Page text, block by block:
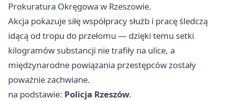
Prokuratura Okręgowa w Rzeszowie.
Akcja pokazuje siłę współpracy służb i pracę śledczą
idącą od tropu do przełomu — dzięki temu setki
kilogramów substancji nie trafiły na ulice, a
międzynarodne powiązania przestępców zostały
poważnie zachwiane.
na podstawie: Policja Rzeszów.